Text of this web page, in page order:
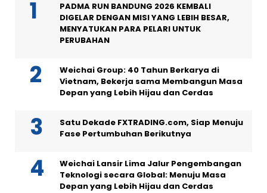
PADMA RUN BANDUNG 2026 KEMBALI
DIGELAR DENGAN MISI YANG LEBIH BESAR,
MENYATUKAN PARA PELARI UNTUK
PERUBAHAN
Weichai Group: 40 Tahun Berkarya di
Vietnam, Bekerja sama Membangun Masa
Depan yang Lebih Hijau dan Cerdas
Satu Dekade FXTRADING.com, Siap Menuju
Fase Pertumbuhan Berikutnya
Weichai Lansir Lima Jalur Pengembangan
Teknologi secara Global: Menuju Masa
Depan yang Lebih Hijau dan Cerdas